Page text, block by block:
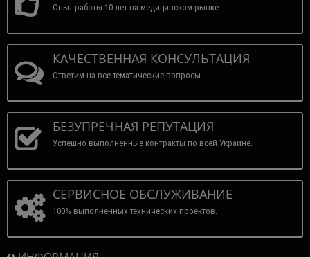
Опыт работы 10 лет на медицинском рынке.
КАЧЕСТВЕННАЯ КОНСУЛЬТАЦИЯ
Ответим на все тематические вопросы.
БЕЗУПРЕЧНАЯ РЕПУТАЦИЯ
Успешно выполненные контракты по всей Украине.
СЕРВИСНОЕ ОБСЛУЖИВАНИЕ
100% выполненных технических проектов.